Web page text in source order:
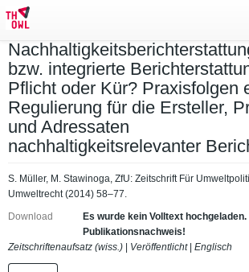
bzw. integrierte
Pflicht oder Kür? Praxisfolgen
Regulierung für die Ersteller,
und Adressaten
nachhaltigkeitsrelevanter
S. Müller, M. Stawinoga, ZfU: Zeitschrift Für
Umweltrecht (2014) 58–77.
Download
Es wurde kein Volltext hochgeladen.
Publikationsnachweis!
Zeitschriftenaufsatz (wiss.)
Veröffentlicht| Englisch